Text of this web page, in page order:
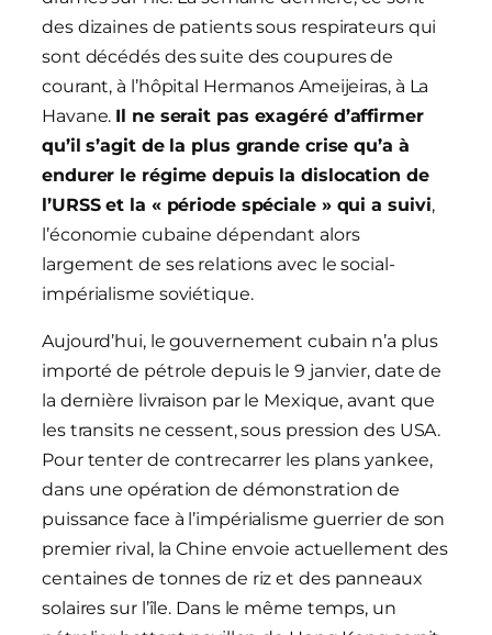
des dizaines de patients sous respirateurs qui
sont décédés des suite des coupures de
courant, à l’hôpital Hermanos Ameijeiras, à La
Havane. Il ne serait pas exagéré d’affirmer
qu’il s’agit de la plus grande crisequ’a à
endurer le régime depuis la dislocation de
l’URSS et la « période spéciale » qui a suivi,
l’économie cubaine dépendant alors
largement de ses relations avec le social-
impérialisme soviétique.
Aujourd’hui, le gouvernement cubain n’a plus
importé de pétrole depuis le 9 janvier, date de
la dernière livraison par le Mexique, avant que
les transits ne cessent, sous pression des USA.
Pour tenter de contrecarrer les plans yankee,
dans une opération de démonstration de
puissance face à l’impérialisme guerrier de son
premier rival, la Chine envoie actuellement des
centaines de tonnes de riz et des panneaux
solaires sur l’île. Dans le même temps, un